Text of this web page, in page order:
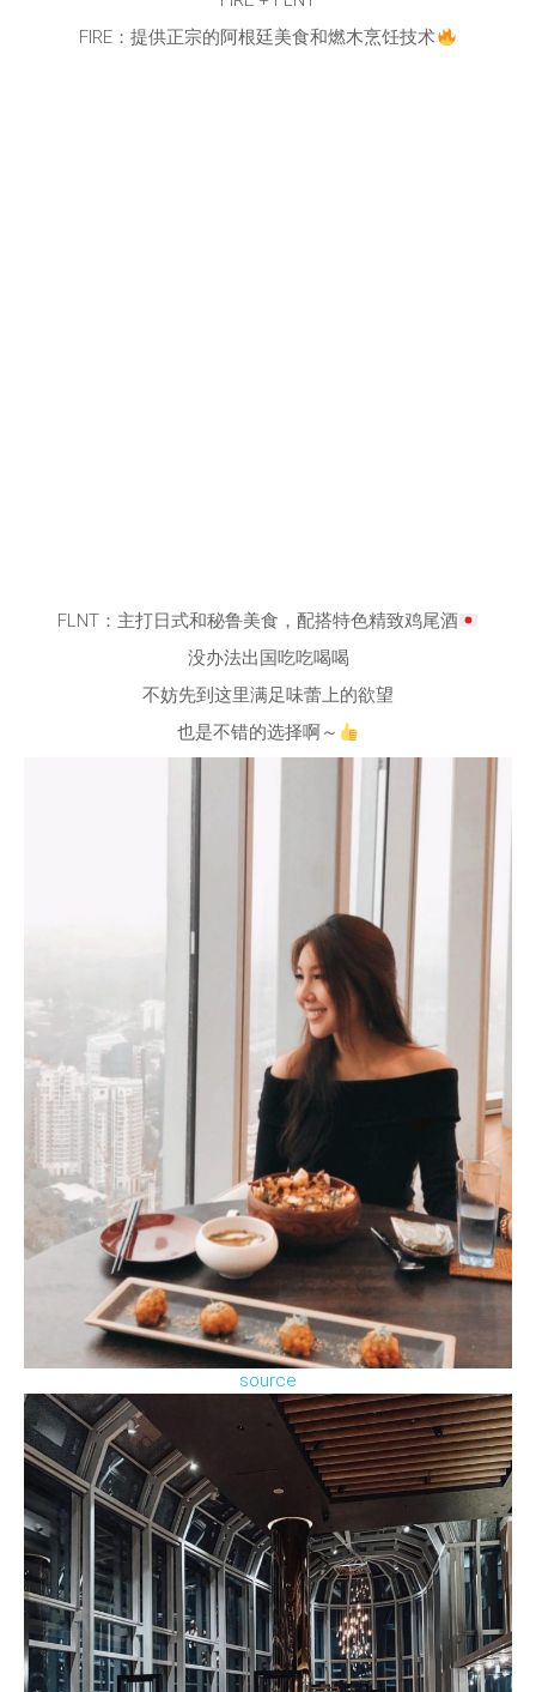
FIRE：提供正宗的阿根廷美食和燃木烹饪技术
FLNT：主打日式和秘鲁美食，配搭特色精致鸡尾酒
没办法出国吃吃喝喝
不妨先到这里满足味蕾上的欲望
也是不错的选择啊～
source